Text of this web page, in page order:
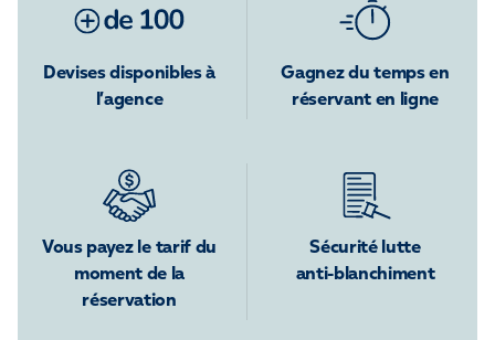
Devises disponibles à
l’agence
Gagnez du temps en
réservant en ligne
Vous payez le tarif du
moment de la
réservation
Sécurité lutte
anti-blanchiment